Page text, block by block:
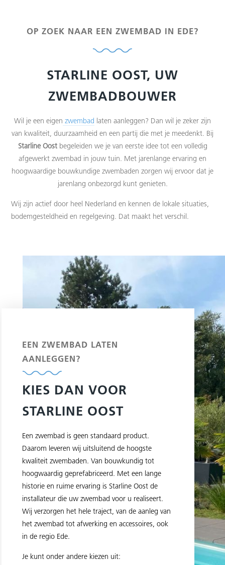
OP ZOEK NAAR EEN ZWEMBAD IN EDE?
STARLINE OOST, UW
ZWEMBADBOUWER
Wil je een eigen zwembad laten aanleggen? Dan wil je zeker zijn
van kwaliteit, duurzaamheid en een partij die met je meedenkt. Bij
Starline Oostbegeleiden we je van eerste idee tot een volledig
afgewerkt zwembad in jouw tuin. Met jarenlange ervaring en
hoogwaardige bouwkundige zwembaden zorgen wij ervoor dat je
jarenlang onbezorgd kunt genieten.
Wij zijn actief door heel Nederland en kennen de lokale situaties,
bodemgesteldheid en regelgeving. Dat maakt het verschil.
EEN ZWEMBAD LATEN
AANLEGGEN?
KIES DAN VOOR
STARLINE OOST
Een zwembad is geen standaard product.
Daarom leveren wij uitsluitend de hoogste
kwaliteit zwembaden. Van bouwkundig tot
hoogwaardig geprefabriceerd. Met een lange
historie en ruime ervaring is Starline Oost de
installateur die uw zwembad voor u realiseert.
Wij verzorgen het hele traject, van de aanleg van
het zwembad tot afwerking en accessoires, ook
in de regio Ede.
Je kunt onder andere kiezen uit: